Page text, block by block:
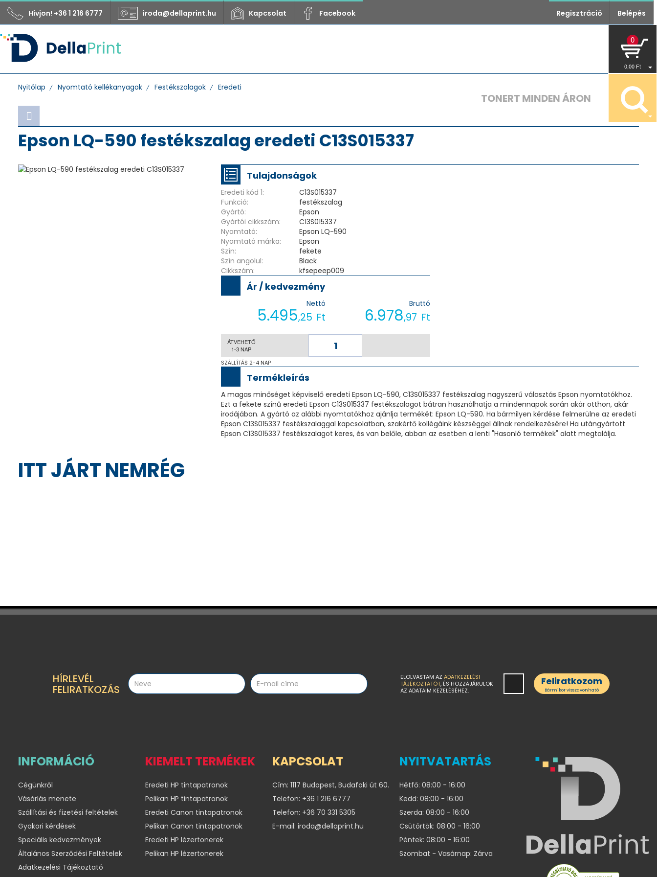
Hívjon! +36 1 216 6777 iroda@dellaprint.hu Kapcsolat Facebook Regisztráció Belépés
0
0,00 Ft
TONERT MINDEN ÁRON
Nyitólap Nyomtató kellékanyagok Festékszalagok Eredeti
Epson LQ-590 festékszalag eredeti C13S015337
Tulajdonságok
Eredeti kód 1:
C13S015337
Funkció:
festékszalag
Gyártó:
Epson
Gyártói cikkszám:
C13S015337
Nyomtató:
Epson LQ-590
Nyomtató márka:
Epson
Szín:
fekete
Szín angolul:
Black
Cikkszám:
kfsepeep009
Ár / kedvezmény
Nettó
5.495,25 Ft
Bruttó
6.978,97 Ft
ÁTVEHETŐ
1-3 NAP
SZÁLLÍTÁS 2-4 NAP
Termékleírás
A magas minőséget képviselő eredeti Epson LQ-590, C13S015337 festékszalag nagyszerű választás Epson nyomtatókhoz.
Ezt a fekete színű eredeti Epson C13S015337 festékszalagot bátran használhatja a mindennapok során akár otthon, akár
irodájában. A gyártó az alábbi nyomtatókhoz ajánlja termékét: Epson LQ-590. Ha bármilyen kérdése felmerülne az eredeti
Epson C13S015337 festékszalaggal kapcsolatban, szakértő kollégáink készséggel állnak rendelkezésére! Ha utángyártott
Epson C13S015337 festékszalagot keres, és van belőle, abban az esetben a lenti "Hasonló termékek" alatt megtalálja.
ITT JÁRT NEMRÉG
HÍRLEVÉL
FELIRATKOZÁS
ELOLVASTAM AZ ADATKEZELÉSI
TÁJÉKOZTATÓT, ÉS HOZZÁJÁRULOK
AZ ADATAIM KEZELÉSÉHEZ.
Feliratkozom
Bármikor visszavonható
INFORMÁCIÓ
Cégünkről
Vásárlás menete
Szállítási és fizetési feltételek
Gyakori kérdések
Speciális kedvezmények
Általános Szerződési Feltételek
Adatkezelési Tájékoztató
KIEMELT TERMÉKEK
Eredeti HP tintapatronok
Pelikan HP tintapatronok
Eredeti Canon tintapatronok
Pelikan Canon tintapatronok
Eredeti HP lézertonerek
Pelikan HP lézertonerek
KAPCSOLAT
Cím: 1117 Budapest, Budafoki út 60.
Telefon: +36 1 216 6777
Telefon: +36 70 331 5305
E-mail: iroda@dellaprint.hu
NYITVATARTÁS
Hétfő: 08:00 - 16:00
Kedd: 08:00 - 16:00
Szerda: 08:00 - 16:00
Csütörtök: 08:00 - 16:00
Péntek: 08:00 - 16:00
Szombat - Vasárnap: Zárva